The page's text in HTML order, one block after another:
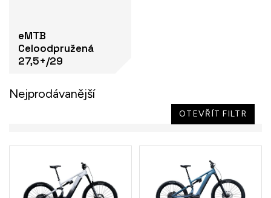
eMTB
Celoodpružená
27,5+/29
Nejprodávanější
OTEVŘÍT FILTR
V